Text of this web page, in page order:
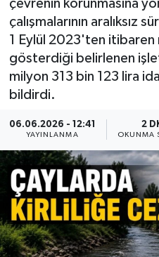
çevrenin korunmasına
çalışmalarının aralıksız
1 Eylül 2023'ten itibaren
gösterdiği belirlenen
milyon 313 bin 123 lira
bildirdi.
06.06.2026 - 12:41
YAYINLANMA
2
OKUNMA
Son Dakika Haberleri
Haber Arşivi